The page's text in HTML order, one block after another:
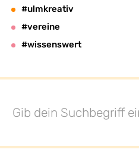
#ulmkreativ
#vereine
#wissenswert